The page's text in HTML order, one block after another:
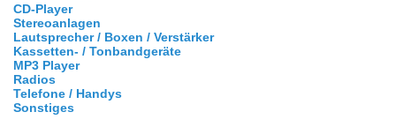
CD-Player
Stereoanlagen
Lautsprecher / Boxen / Verstärker
Kassetten- / Tonbandgeräte
MP3 Player
Radios
Telefone / Handys
Sonstiges